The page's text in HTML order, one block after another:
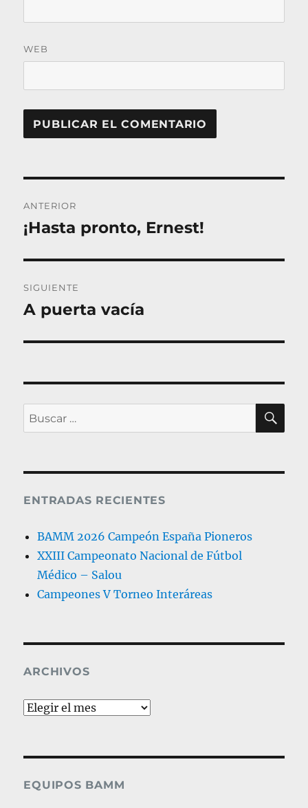
WEB
de
entradas
ANTERIOR
Entrada
¡Hasta pronto, Ernest!
SIGUIENTE
Entrada
A puerta vacía
Buscar
por:
ENTRADAS RECIENTES
BAMM 2026 Campeón España Pioneros
XXIII Campeonato Nacional de Fútbol
Médico – Salou
Campeones V Torneo Interáreas
ARCHIVOS
Archivos
EQUIPOS BAMM